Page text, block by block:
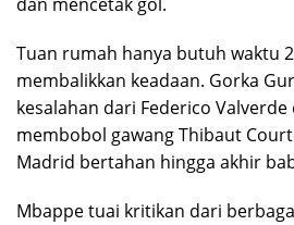
Tuan rumah hanya butuh waktu
membalikkan keadaan. Gorka
kesalahan dari Federico
membobol gawang Thibaut
Madrid bertahan hingga akhir
Mbappe tuai kritikan dari